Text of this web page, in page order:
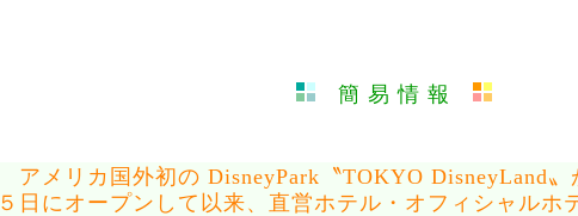
簡 易 情 報
アメリカ国外初の DisneyPark〝TOKYO DisneyLand〟
５日にオープンして以来、直営ホテル・オフィシャルホ